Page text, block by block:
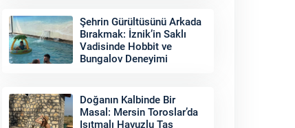
Şehrin Gürültüsünü Arkada
Bırakmak: İznik’in Saklı
Vadisinde Hobbit ve
Bungalov Deneyimi
Doğanın Kalbinde Bir
Masal: Mersin Toroslar’da
Isıtmalı Havuzlu Taş